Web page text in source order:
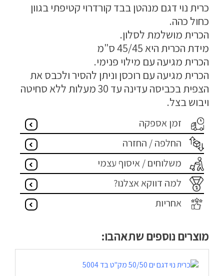
טיפים והמלצות
עבודות אחרונות
צור קשר
התחבר / הרשם
כרית נוי דגם מנהטן בבד קורדרוי קטיפתי בגוון
כחול כהה.
הכרית מושלמת לסלון.
מידת הכרית היא 45/45 ס"מ
הכרית מגיעה עם מילוי פנימי.
הכרית מגיעה עם רוכסן וניתן להסיר ולכבס את
הצפית בכביסה עדינה עד 30 מעלות ללא סחיטה
ויבוש בצל.
זמן אספקה
החלפה / החזרה
משלוחים / איסוף עצמי
למה דווקא אצלנו?
אחריות
מוצרים נוספים שתאהבו: